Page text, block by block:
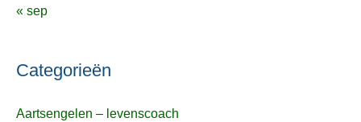
« sep
Categorieën
Aartsengelen – levenscoach